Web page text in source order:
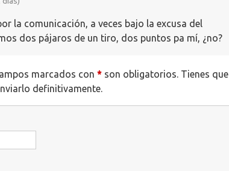
la comunicación, a veces bajo la excusa del
dos pájaros de un tiro, dos puntos pa mí, ¿no?
marcados con * son obligatorios. Tienes que
definitivamente.